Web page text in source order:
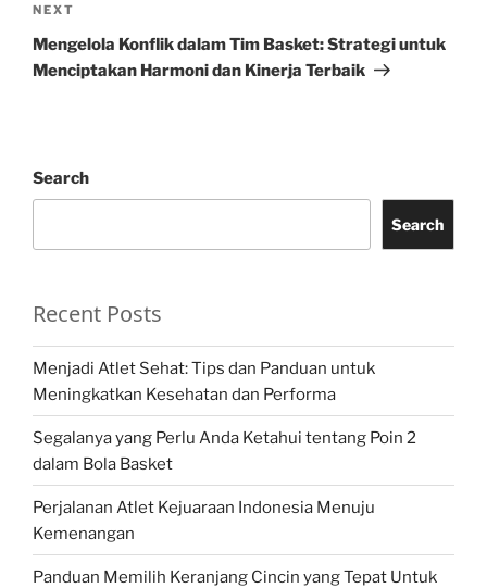
Next
Post
NEXT
Mengelola Konflik dalam Tim Basket: Strategi untuk
Menciptakan Harmoni dan Kinerja Terbaik
Search
Search
Recent Posts
Menjadi Atlet Sehat: Tips dan Panduan untuk
Meningkatkan Kesehatan dan Performa
Segalanya yang Perlu Anda Ketahui tentang Poin 2
dalam Bola Basket
Perjalanan Atlet Kejuaraan Indonesia Menuju
Kemenangan
Panduan Memilih Keranjang Cincin yang Tepat Untuk